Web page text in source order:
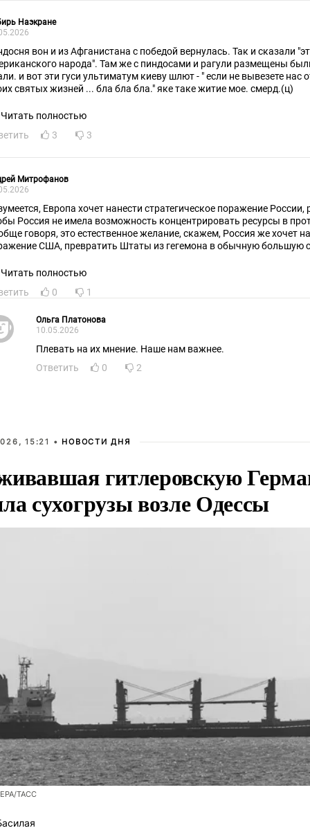
Наэкране
вон и из Афганистана с победой вернулась. Так и сказали
народа". Там же с пиндосами и рагули размещены
и вот эти гуси ультиматум киеву шлют - " если не вывезете нас
святых жизней ... бла бла бла." яке таке житие мое. смерд.(ц)
Читать полностью
3 3
Митрофанов
Европа хочет нанести стратегическое поражение России,
Россия не имела возможность концентрировать ресурсы в
говоря, это естественное желание, скажем, Россия же хочет
США, превратить Штаты из гегемона в обычную большую
и извилин для этого у дяди Сэма, увы, явно не хватает,
натворил в посудной лавке, что всем тошно стало).
Читать полностью
0 1
Ольга Платонова
10.05.2026
Плевать на их мнение. Наше нам важнее.
Ответить
0 2
15:21 • НОВОСТИ ДНЯ
гитлеровскую
сухогрузы возле Одессы
ТАСС